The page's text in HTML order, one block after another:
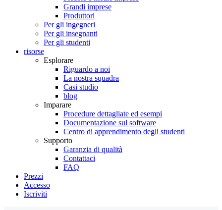
Grandi imprese
Produttori
Per gli ingegneri
Per gli insegnanti
Per gli studenti
risorse
Esplorare
Riguardo a noi
La nostra squadra
Casi studio
blog
Imparare
Procedure dettagliate ed esempi
Documentazione sul software
Centro di apprendimento degli studenti
Supporto
Garanzia di qualità
Contattaci
FAQ
Prezzi
Accesso
Iscriviti